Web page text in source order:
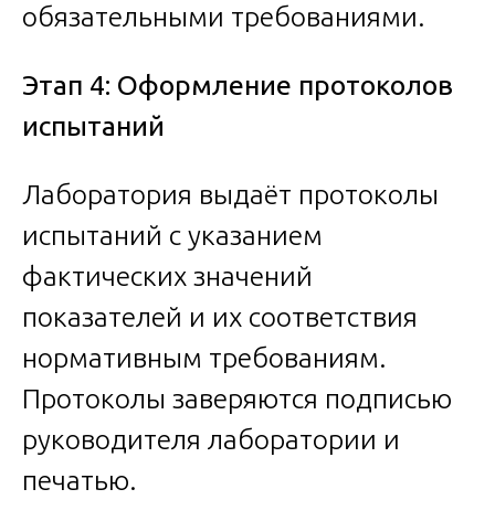
обязательными требованиями.
Этап 4: Оформление протоколов
испытаний
Лаборатория выдаёт протоколы
испытаний с указанием
фактических значений
показателей и их соответствия
нормативным требованиям.
Протоколы заверяются подписью
руководителя лаборатории и
печатью.